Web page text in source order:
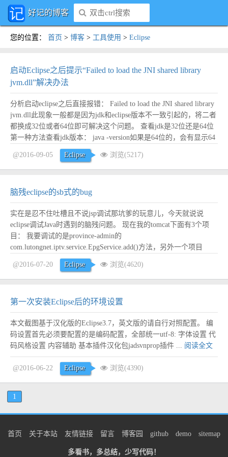
好记的博客
您的位置 ： 首页 > 博客 > 工具使用 > Eclipse
启动Eclipse之后提示“Failed to load the JNI shared library
jvm.dll”解决办法
分析启动eclipse之后直接报错： Failed to load the JNI shared library
jvm.dll此现象一般都是因为jdk和eclipse版本不一致引起的，将二者
都换成32位或者64位即可解决这个问题。 查看jdk是32位还是64位
第一种方法查看jdk版本： java -version如果是64位的，会有显示64
bit，否则，没有特别指明是多少位，那么就是...
@2016-09-05
Eclipse 浏览(5217)
脑残eclipse的sb式的bug
实在是忍不住吐槽且不说jsp调试那坑爹的玩意儿，今天就说说
eclipse调试Java时遇到的脑残问题。 现在我的tomcat下面有3个项
目： 我要调试的是province-admin的
com.lutongnet.iptv.service.EpgService.add()方法，另外一个项目
province-api也有一个一模一样的类，但是没有add这个方法： 结
果，该死的eclipse...阅读全文
@2016-07-20 Eclipse 浏览(4620)
第一次安装Eclipse后的环境设置
本文截图基于汉化版的Eclipse3.7，英文版的请自行对照配置。 编
码设置首先必须要配置的是编码配置，全部统一utf-8: 字体设置 代
码风格设置 内容辅助 基本插件汉化包jadsvnprop插件 ... 阅读全文
@2016-06-22 Eclipse 浏览(4390)
1
首页 关于本站 友情链接 留言 博客园 github demo sitemap
多看书，多总结，少写代码！